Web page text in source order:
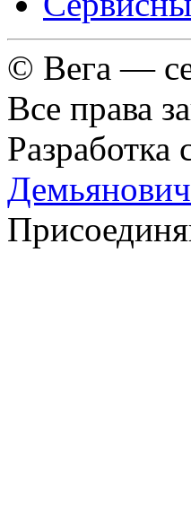
© Вега —
Все права
Разработка